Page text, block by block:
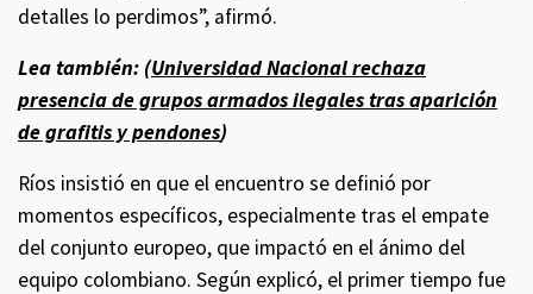
detalles lo perdimos”, afirmó.
Lea también: (Universidad Nacional rechaza
presencia de grupos armados ilegales tras aparición
de grafitis y pendones)
Ríos insistió en que el encuentro se definió por
momentos específicos, especialmente tras el empate
del conjunto europeo, que impactó en el ánimo del
equipo colombiano. Según explicó, el primer tiempo fue